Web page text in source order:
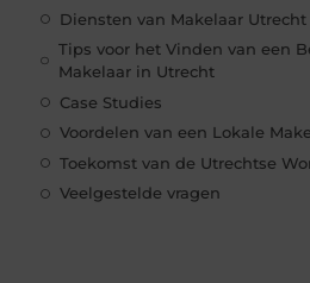
Diensten van Makelaar Utrecht
Tips voor het Vinden van een
Makelaar in Utrecht
Case Studies
Voordelen van een Lokale
Toekomst van de Utrechtse
Veelgestelde vragen